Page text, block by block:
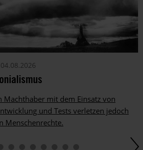
04.08.2026
mit dem Einsatz von
und Tests verletzen jedoch
Menschenrechte.